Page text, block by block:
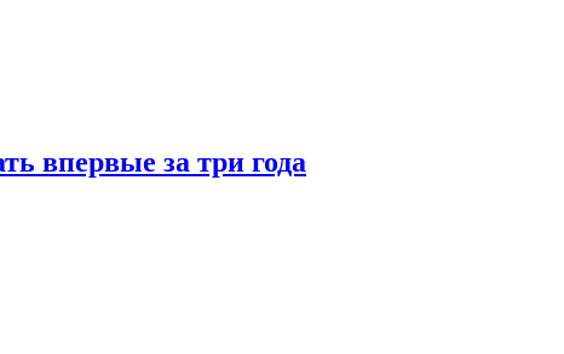
впервые за три года